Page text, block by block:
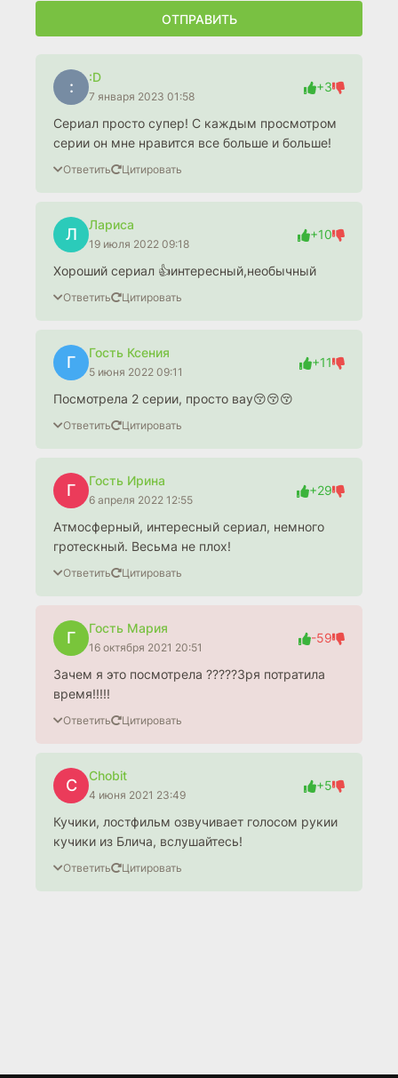
ОТПРАВИТЬ
:
:D
7 января 2023 01:58
+3
Сериал просто супер! С каждым просмотром
серии он мне нравится все больше и больше!
Ответить Цитировать
Л
Лариса
19 июля 2022 09:18
+10
Хороший сериал 👍интересный,необычный
Ответить Цитировать
Г
Гость Ксения
5 июня 2022 09:11
+11
Посмотрела 2 серии, просто вау😚😚😚
Ответить Цитировать
Г
Гость Ирина
6 апреля 2022 12:55
+29
Атмосферный, интересный сериал, немного
гротескный. Весьма не плох!
Ответить Цитировать
Г
Гость Мария
16 октября 2021 20:51
-59
Зачем я это посмотрела ?????Зря потратила
время!!!!!
Ответить Цитировать
C
Chobit
4 июня 2021 23:49
+5
Кучики, лостфильм озвучивает голосом рукии
кучики из Блича, вслушайтесь!
Ответить Цитировать